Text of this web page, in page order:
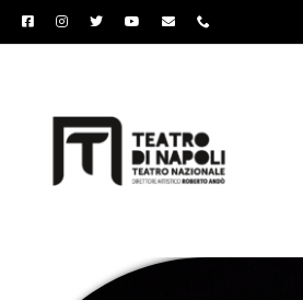
Salta
al